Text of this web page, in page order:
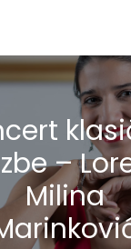
–
Milina